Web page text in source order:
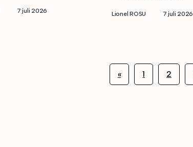
7 juli 2026 Lionel ROSU 7 juli 2026
« 1 2